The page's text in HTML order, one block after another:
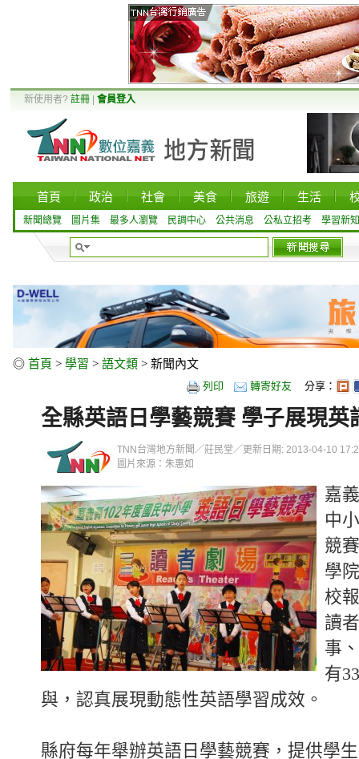
新使用者? 註冊 會員登入
首頁 政治 社會 美食 旅遊 生活
新聞總覽 圖片集 最多人瀏覽 民調中心 公共消息 公私立招考 學習新知
◎ 首頁 > 學習 > 語文類 > 新聞內文
列印 轉寄好友 分享：
全縣英語日學藝競賽 學子展現英
TNN台灣地方新聞／莊民堂／更新日期: 2013-04-10
圖片來源：朱惠如
嘉
中
競
學
校
讀
事
有
與，認真展現動態性英語學習成效。
縣府每年舉辦英語日學藝競賽，提供學